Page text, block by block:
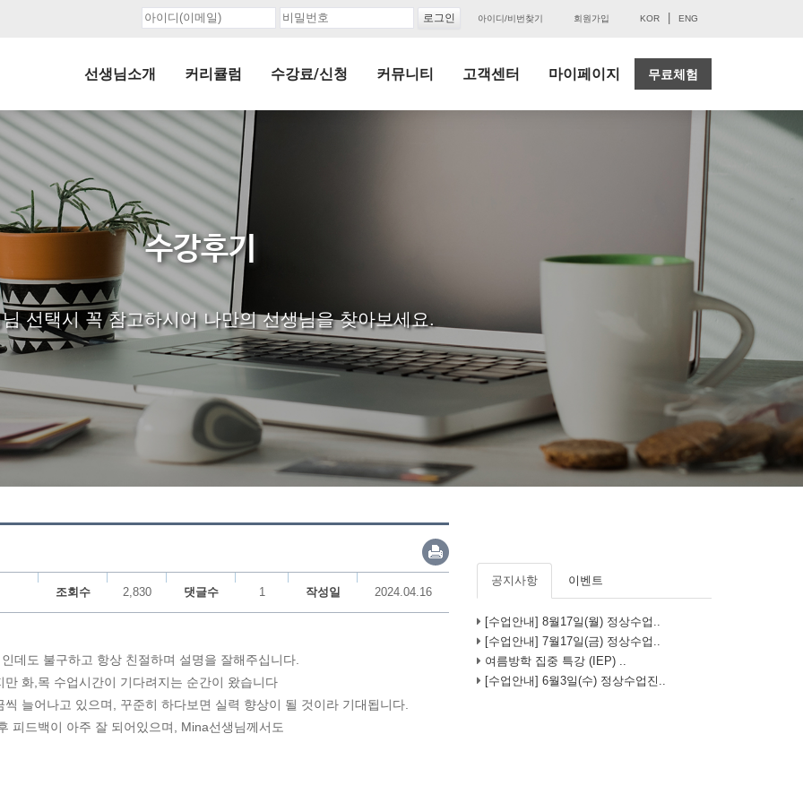
아이디/비번찾기 회원가입 KOR ENG
선생님소개 커리큘럼 수강료/신청 커뮤니티 고객센터 마이페이지 무료체험
수강후기
선택시 꼭 참고하시어 나만의 선생님을 찾아보세요.
조회수 2,830 댓글수 1 작성일 2024.04.16
데도 불구하고 항상 친절하며 설명을 잘해주십니다.
화,목 수업시간이 기다려지는 순간이 왔습니다
늘어나고 있으며, 꾸준히 하다보면 실력 향상이 될 것이라 기대됩니다.
피드백이 아주 잘 되어있으며, Mina선생님께서도
공지사항 이벤트
[수업안내] 8월17일(월) 정상수업..
[수업안내] 7월17일(금) 정상수업..
여름방학 집중 특강 (IEP) ..
[수업안내] 6월3일(수) 정상수업진..